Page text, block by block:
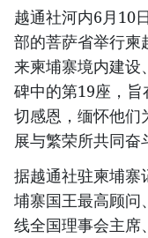
越通社河内6月10
部的菩萨省举行柬
来柬埔寨境内建设
碑中的第19座，
切感恩，缅怀他们
展与繁荣所共同奋
据越通社驻柬埔寨
埔寨国王最高顾问
线全国理事会主席